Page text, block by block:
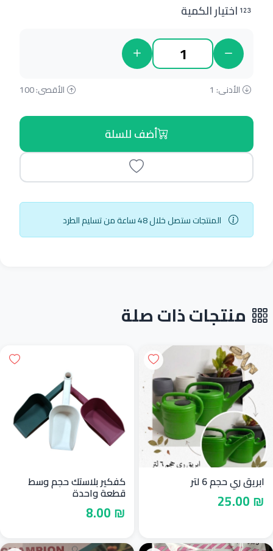
اختيار الكمية
الأدنى: 1 الأقصى: 100
أضف للسلة
المنتجات ستصل خلال 48 ساعة من تسليم الطرد
منتجات ذات صلة
ابريق ري حجم 6 لتر
₪ 25.00
كفكير بلاستك حجم وسط
قطعة واحدة
₪ 8.00